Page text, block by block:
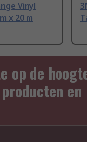
Vinyl
x 20 m
op de
en